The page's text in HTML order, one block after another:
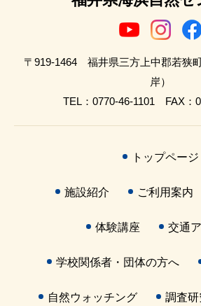
〒919-1464 福井県三方上中郡若狭
岸）
TEL：0770-46-1101 FAX：
トップページ
施設紹介 ご利用案内
体験講座 交通
学校関係者・団体の方へ
自然ウォッチング 調査研